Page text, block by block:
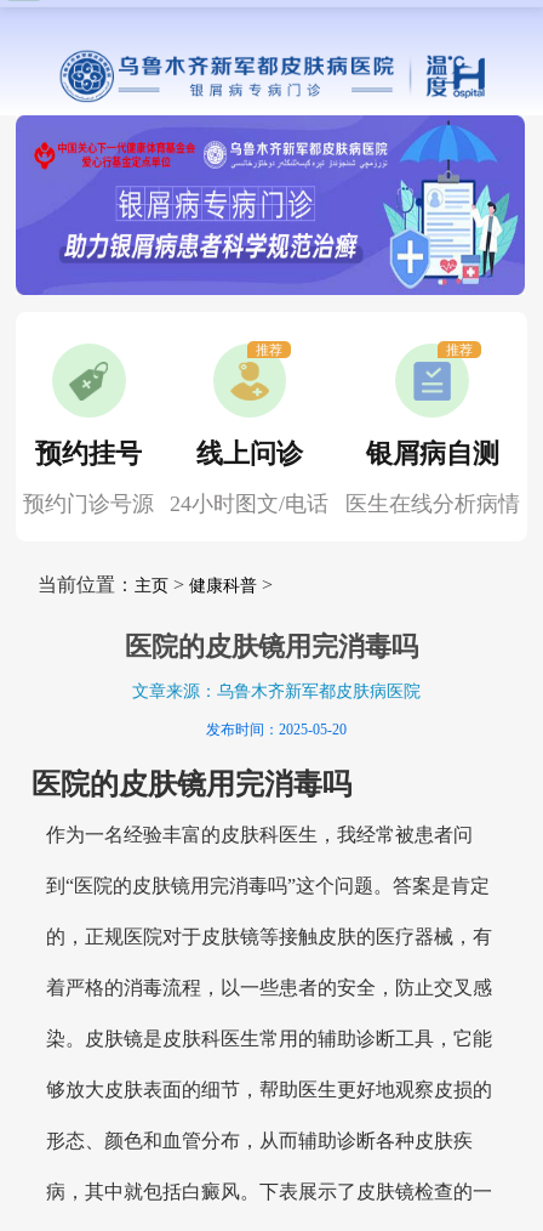
预约挂号
预约门诊号源
线上问诊
24小时图文/电话
推荐
银屑病自测
医生在线分析病情
推荐
当前位置： 主页> 健康科普>
医院的皮肤镜用完消毒吗
文章来源：乌鲁木齐新军都皮肤病医院
发布时间：2025-05-20
医院的皮肤镜用完消毒吗
作为一名经验丰富的皮肤科医生，我经常被患者问
到“医院的皮肤镜用完消毒吗”这个问题。答案是肯定
的，正规医院对于皮肤镜等接触皮肤的医疗器械，有
着严格的消毒流程，以一些患者的安全，防止交叉感
染。皮肤镜是皮肤科医生常用的辅助诊断工具，它能
够放大皮肤表面的细节，帮助医生更好地观察皮损的
形态、颜色和血管分布，从而辅助诊断各种皮肤疾
病，其中就包括白癜风。下表展示了皮肤镜检查的一